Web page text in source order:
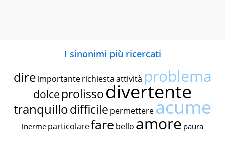
I sinonimi più ricercati
dire importante richiestaattività problema
dolce prolissodivertente
tranquillodifficile permettereacume
inerme particolarefare bello amore paura